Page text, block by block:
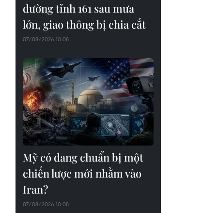
đường tỉnh 161 sau mưa
lớn, giao thông bị chia cắt
07/08/2026 10:08
Mỹ có đang chuẩn bị một
chiến lược mới nhằm vào
Iran?
07/08/2026 10:08